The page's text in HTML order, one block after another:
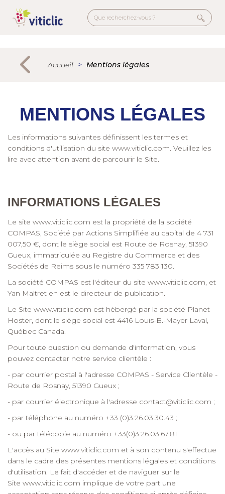
Accessibility
One
Accessibility
This
shortcut
activates
the
screen
reader
help
you
navigate
and
interact
contenu
secondaire
Accueil Mentions légales
MENTIONS LÉGALES
Les informations suivantes définissent les termes et
conditions d'utilisation du site www.viticlic.com. Veuillez les
lire avec attention avant de parcourir le Site.
INFORMATIONS LÉGALES
Le site www.viticlic.com est la propriété de la société
COMPAS, Société par Actions Simplifiée au capital de 4 731
007,50 €, dont le siège social est Route de Rosnay, 51390
Gueux, immatriculée au Registre du Commerce et des
Sociétés de Reims sous le numéro 335 783 130.
La société COMPAS est l'éditeur du site www.viticlic.com, et
Yan Maltret en est le directeur de publication.
Le Site www.viticlic.com est hébergé par la société Planet
Hoster, dont le siège social est 4416 Louis-B.-Mayer Laval,
Québec Canada.
Pour toute question ou demande d'information, vous
pouvez contacter notre service clientèle :
- par courrier postal à l'adresse COMPAS - Service Clientèle -
Route de Rosnay, 51390 Gueux ;
- par courrier électronique à l'adresse contact@viticlic.com ;
- par téléphone au numéro +33 (0)3.26.03.30.43 ;
- ou par télécopie au numéro +33(0)3.26.03.67.81.
L'accès au Site www.viticlic.com et à son contenu s'effectue
dans le cadre des présentes mentions légales et conditions
d'utilisation. Le fait d'accéder et de naviguer sur le
Site www.viticlic.com implique de votre part une